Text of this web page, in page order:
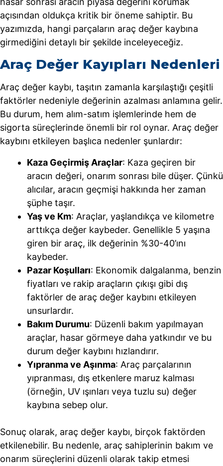
açısından oldukça kritik bir öneme sahiptir. Bu
yazımızda, hangi parçaların araç değer kaybına
girmediğini detaylı bir şekilde inceleyeceğiz.
Araç Değer Kayıpları Nedenleri
Araç değer kaybı, taşıtın zamanla karşılaştığı çeşitli
faktörler nedeniyle değerinin azalması anlamına gelir.
Bu durum, hem alım-satım işlemlerinde hem de
sigorta süreçlerinde önemli bir rol oynar. Araç değer
kaybını etkileyen başlıca nedenler şunlardır:
Kaza Geçirmiş Araçlar: Kaza geçiren bir
aracın değeri, onarım sonrası bile düşer. Çünkü
alıcılar, aracın geçmişi hakkında her zaman
şüphe taşır.
Yaş ve Km: Araçlar, yaşlandıkça ve kilometre
arttıkça değer kaybeder. Genellikle 5 yaşına
giren bir araç, ilk değerinin %30-40’ını
kaybeder.
Pazar Koşulları: Ekonomik dalgalanma, benzin
fiyatları ve rakip araçların çıkışı gibi dış
faktörler de araç değer kaybını etkileyen
unsurlardır.
Bakım Durumu: Düzenli bakım yapılmayan
araçlar, hasar görmeye daha yatkındır ve bu
durum değer kaybını hızlandırır.
Yıpranma ve Aşınma: Araç parçalarının
yıpranması, dış etkenlere maruz kalması
(örneğin, UV ışınları veya tuzlu su) değer
kaybına sebep olur.
Sonuç olarak, araç değer kaybı, birçok faktörden
etkilenebilir. Bu nedenle, araç sahiplerinin bakım ve
onarım süreçlerini düzenli olarak takip etmesi